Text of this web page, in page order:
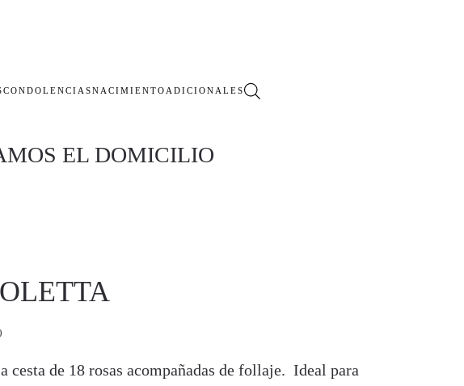
CONDOLENCIASNACIMIENTO ADICIONALES
EL DOMICILIO
cesta de 18 rosas acompañadas de follaje. Ideal para